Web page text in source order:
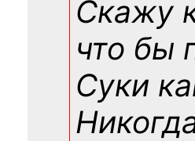
Скажу
что бы
Суки